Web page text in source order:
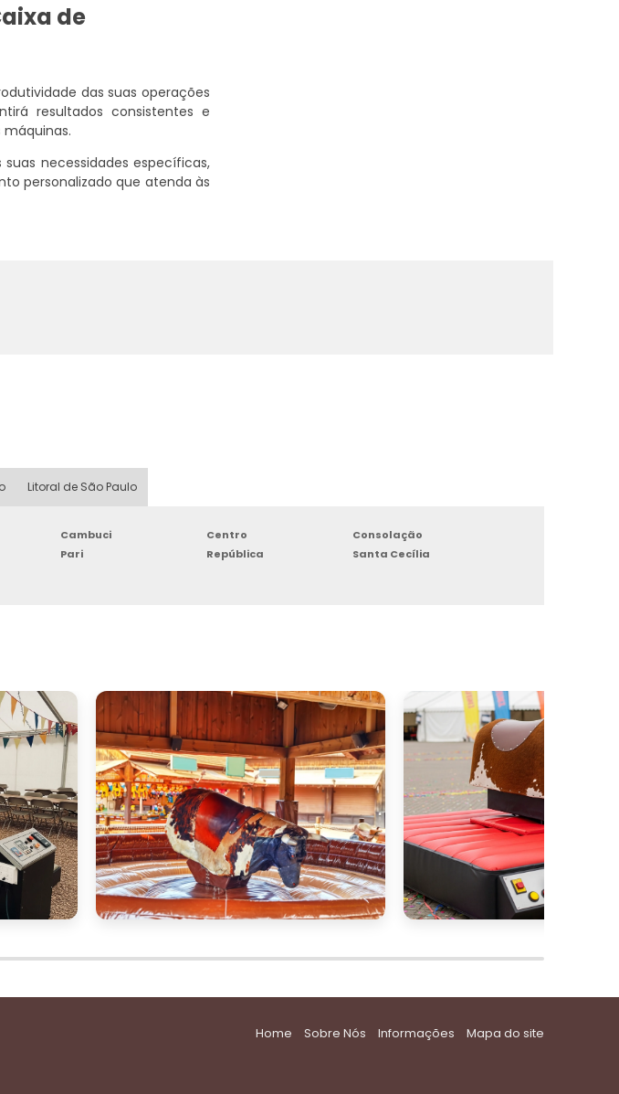
de
das suas operações
resultados consistentes e
máquinas.
necessidades específicas,
personalizado que atenda às
Litoral de São Paulo
Cambuci Centro
Consolação
Pari República
Santa Cecília
Home Sobre Nós Informações Mapa do site